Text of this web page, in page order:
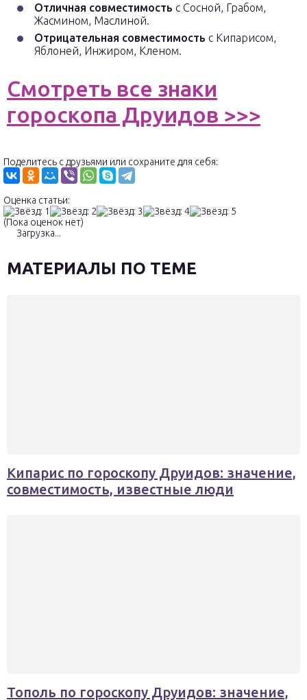
Отличная совместимость с Сосной, Грабом,
Жасмином, Маслиной.
Отрицательная совместимость с Кипарисом,
Яблоней, Инжиром, Кленом.
Смотреть все знаки
гороскопа Друидов >>>
Поделитесь с друзьями или сохраните для себя:
Оценка статьи:
(Пока оценок нет)
Загрузка...
МАТЕРИАЛЫ ПО ТЕМЕ
Кипарис по гороскопу Друидов: значение,
совместимость, известные люди
Тополь по гороскопу Друидов: значение,